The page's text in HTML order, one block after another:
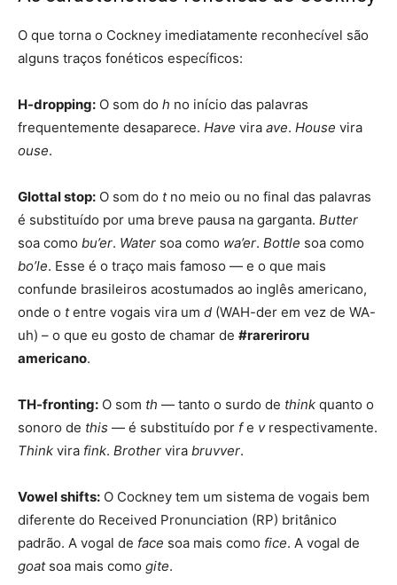
O que torna o Cockney imediatamente reconhecível são
alguns traços fonéticos específicos:
H-dropping: O som do h no início das palavras
frequentemente desaparece. Have vira ave. House vira
ouse.
Glottal stop: O som do tno meio ou no final das palavras
é substituído por uma breve pausa na garganta. Butter
soa como bu’er. Water soa como wa’er. Bottle soa como
bo’le. Esse é o traço mais famoso — e o que mais
confunde brasileiros acostumados ao inglês americano,
onde o tentre vogais vira um d (WAH-der em vez de WA-
uh) – o que eu gosto de chamar de #rareriroru
americano.
TH-fronting: O som th — tanto o surdo de think quanto o
sonoro de this — é substituído por fe vrespectivamente.
Think vira fink. Brother vira bruvver.
Vowel shifts: O Cockney tem um sistema de vogais bem
diferente do Received Pronunciation (RP) britânico
padrão. A vogal de face soa mais como fice. A vogal de
goatsoa mais como gite.